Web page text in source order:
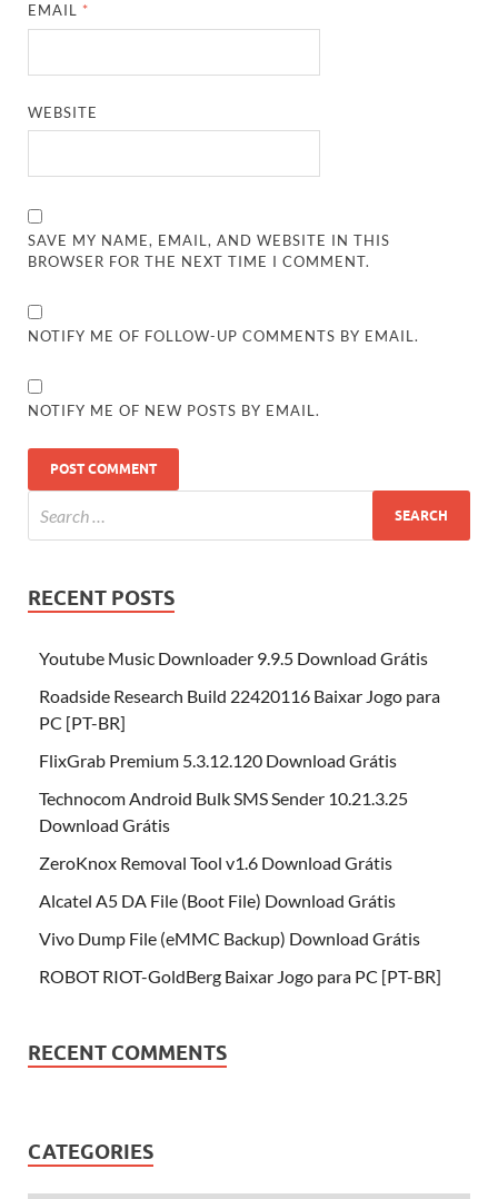
EMAIL *
WEBSITE
SAVE MY NAME, EMAIL, AND WEBSITE IN THIS
BROWSER FOR THE NEXT TIME I COMMENT.
NOTIFY ME OF FOLLOW-UP COMMENTS BY EMAIL.
NOTIFY ME OF NEW POSTS BY EMAIL.
RECENT POSTS
Youtube Music Downloader 9.9.5 Download Grátis
Roadside Research Build 22420116 Baixar Jogo para
PC [PT-BR]
FlixGrab Premium 5.3.12.120 Download Grátis
Technocom Android Bulk SMS Sender 10.21.3.25
Download Grátis
ZeroKnox Removal Tool v1.6 Download Grátis
Alcatel A5 DA File (Boot File) Download Grátis
Vivo Dump File (eMMC Backup) Download Grátis
ROBOT RIOT-GoldBerg Baixar Jogo para PC [PT-BR]
RECENT COMMENTS
CATEGORIES